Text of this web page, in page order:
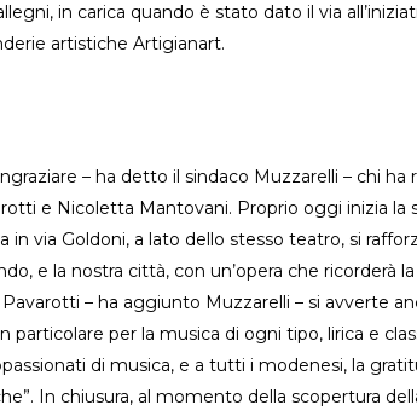
in carica quando è stato dato il via
artistiche Artigianart.
– ha detto il sindaco Muzzarelli – chi ha
e Nicoletta Mantovani. Proprio oggi inizia la
in via Goldoni, a lato dello stesso teatro, si
e la nostra città, con un’opera che ricorderà
– ha aggiunto Muzzarelli – si avverte
particolare per la musica di ogni tipo, lirica e
di musica, e a tutti i modenesi, la
In chiusura, al momento della scopertura